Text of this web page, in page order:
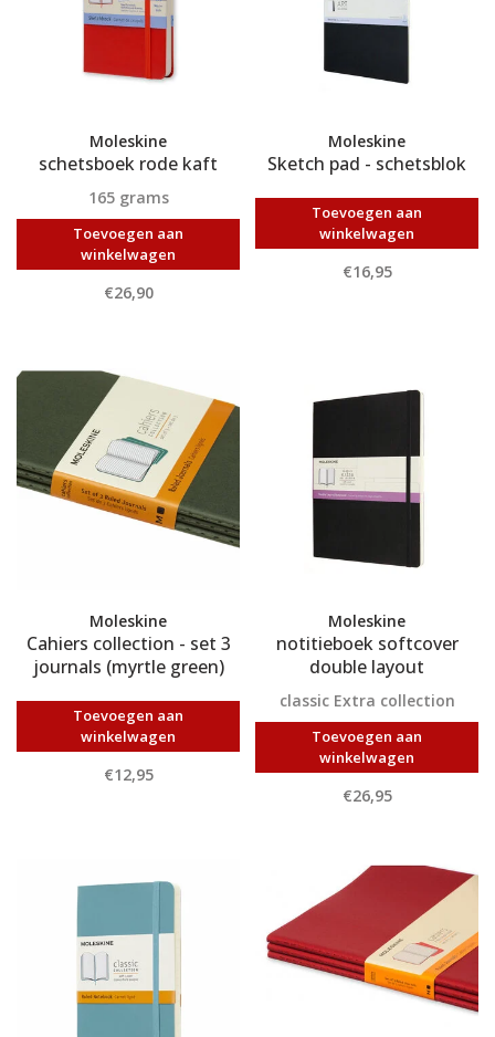
Moleskine
schetsboek rode kaft
165 grams
Toevoegen aan
winkelwagen
€26,90
Moleskine
Sketch pad - schetsblok
Toevoegen aan
winkelwagen
€16,95
Moleskine
Cahiers collection - set 3
journals (myrtle green)
Toevoegen aan
winkelwagen
€12,95
Moleskine
notitieboek softcover
double layout
classic Extra collection
Toevoegen aan
winkelwagen
€26,95